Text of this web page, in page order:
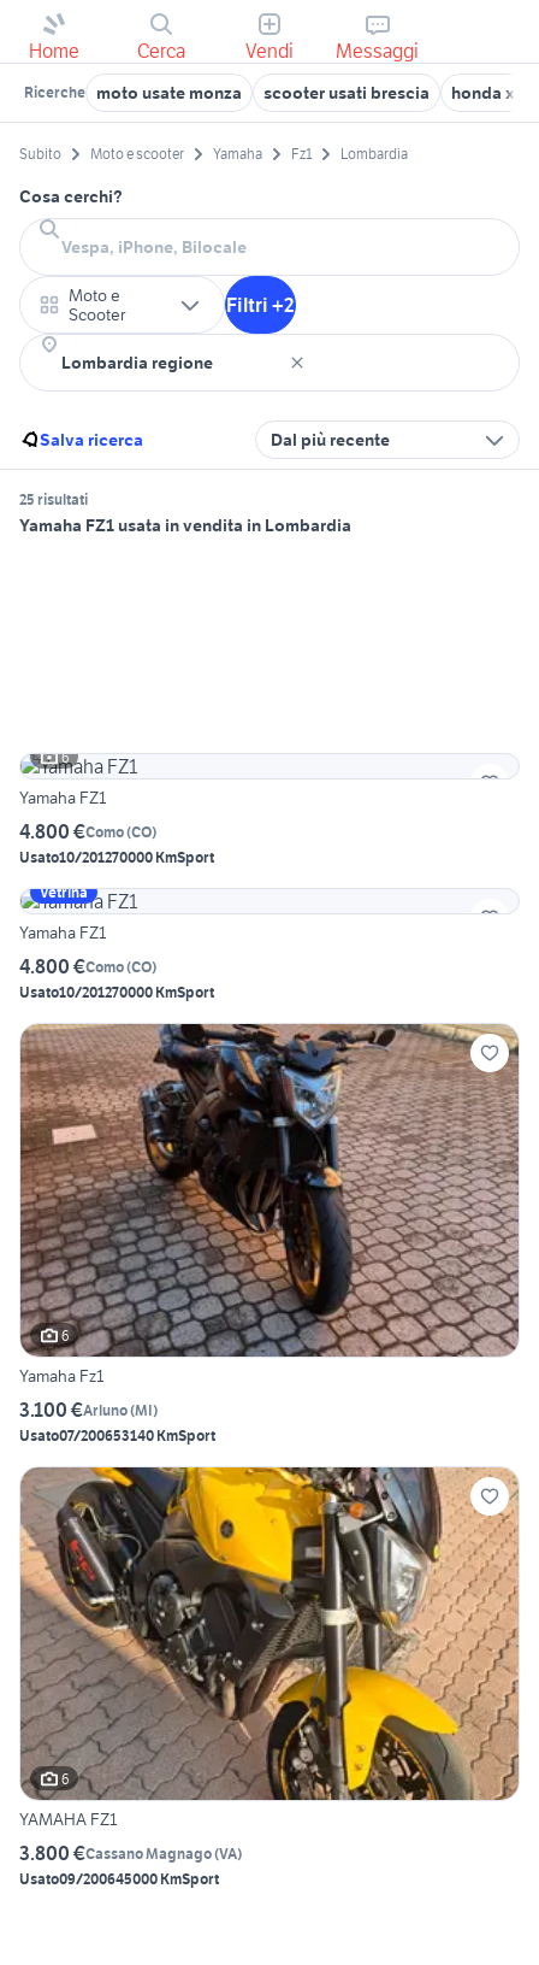
Home Cerca Vendi Messaggi
Ricerche moto usate monza scooter usati brescia honda x-
Subito Moto e scooter Yamaha Fz1 Lombardia
Cosa cerchi?
Moto e
Scooter
Filtri +2
Salva ricerca Dal più recente
25 risultati
Yamaha FZ1 usata in vendita in Lombardia
6
Yamaha FZ1
4.800 €Como(CO)
Usato10/201270000 KmSport
Vetrina
Yamaha FZ1
4.800 €Como(CO)
Usato10/201270000 KmSport
6
Yamaha Fz1
3.100 €Arluno(MI)
Usato07/200653140 KmSport
6
YAMAHA FZ1
3.800 €Cassano Magnago(VA)
Usato09/200645000 KmSport